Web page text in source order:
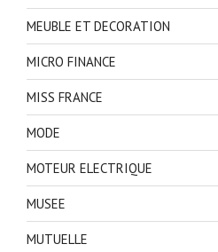
MEUBLE ET DECORATION
MICRO FINANCE
MISS FRANCE
MODE
MOTEUR ELECTRIQUE
MUSEE
MUTUELLE